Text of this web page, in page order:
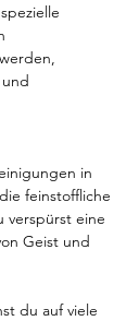
in
feinstoffliche
verspürst eine
Geist und
du auf viele